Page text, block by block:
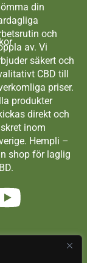
din
och
av. Vi
säkert och
CBD till
priser.
produkter
direkt och
inom
Hempli –
shop för laglig